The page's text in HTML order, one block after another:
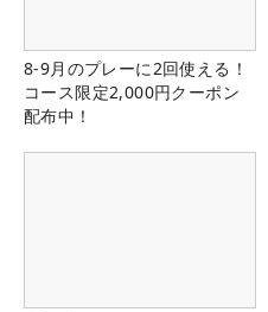
8-9月のプレーに2回使える！
コース限定2,000円クーポン
配布中！